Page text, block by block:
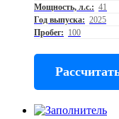
Мощность, л.с.: 41
Год выпуска: 2025
Пробег: 100